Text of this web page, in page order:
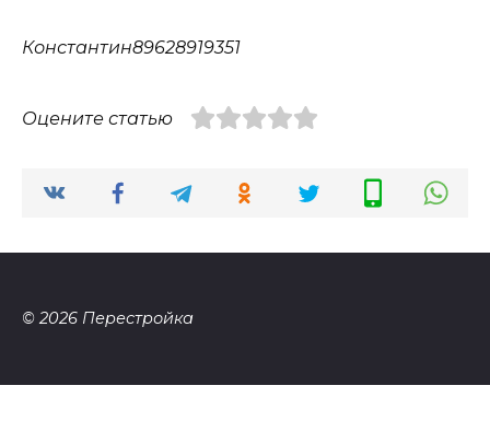
Константин89628919351
Оцените статью
© 2026 Перестройка